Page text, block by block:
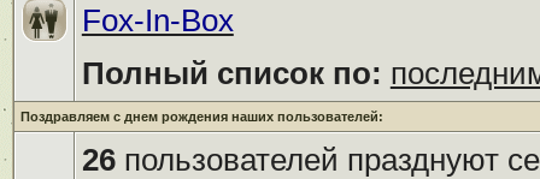
Fox-In-Box
Полный список по:
Поздравляем с днем рождения наших пользователей:
26пользователей празднуют